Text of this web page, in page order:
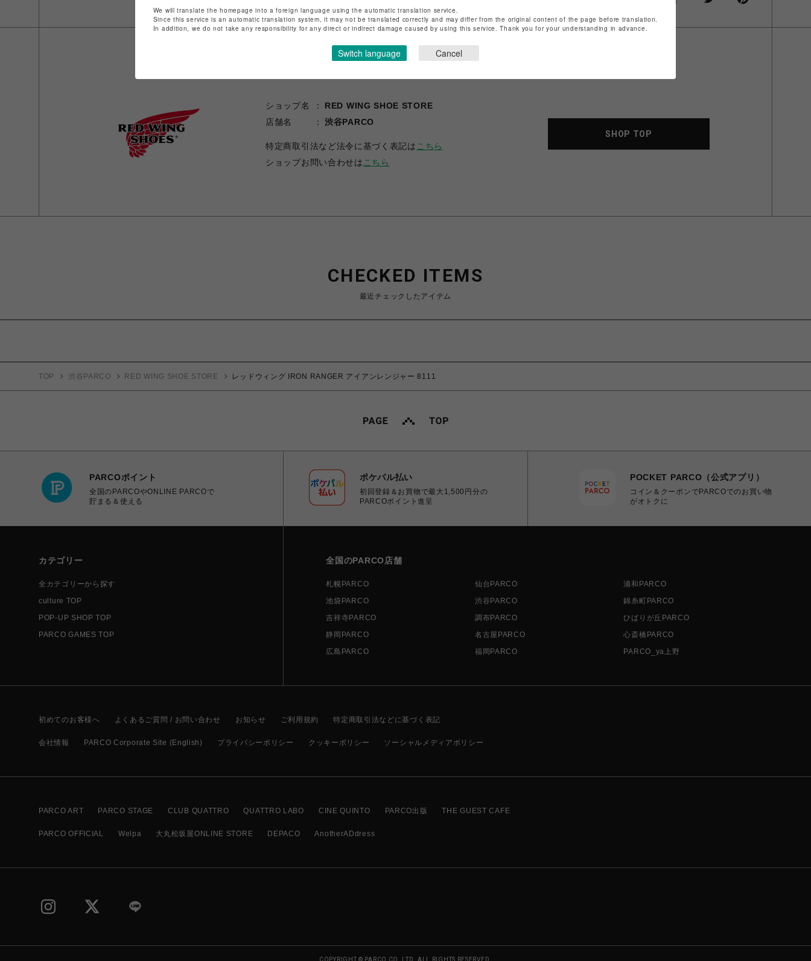
ショップ名
RED WING SHOE STORE
店舗名
渋谷PARCO
特定商取引法など法令に基づく表記は こちら
ショップお問い合わせは こちら
SHOP TOP
CHECKED ITEMS
最近チェックしたアイテム
TOP 渋谷PARCO RED WING SHOE STORE レッドウィング IRON RANGER アイアンレンジャー 8111
PARCOポイント
全国のPARCOやONLINE PARCOで
貯まる＆使える
ポケパル払い
初回登録＆お買物で最大1,500円分の
PARCOポイント進呈
POCKET PARCO（公式アプリ）
コイン＆クーポンでPARCOでのお買い物
がオトクに
カテゴリー
全カテゴリーから探す
culture TOP
POP-UP SHOP TOP
PARCO GAMES TOP
全国のPARCO店舗
札幌PARCO 仙台PARCO
浦和PARCO
池袋PARCO
渋谷PARCO
錦糸町PARCO
吉祥寺PARCO
調布PARCO
ひばりが丘PARCO
静岡PARCO
名古屋PARCO
心斎橋PARCO
広島PARCO
福岡PARCO PARCO_ya上野
初めてのお客様へ よくあるご質問 / お問い合わせ お知らせ ご利用規約 特定商取引法などに基づく表記
会社情報 PARCO Corporate Site (English) プライバシーポリシー クッキーポリシー ソーシャルメディアポリシー
PARCO ART PARCO STAGE CLUB QUATTRO QUATTRO LABO CINE QUINTO PARCO出版 THE GUEST CAFE
PARCO OFFICIAL Welpa 大丸松坂屋ONLINE STORE DEPACO AnotherADdress
COPYRIGHT © PARCO CO.,LTD. ALL RIGHTS RESERVED.
We will translate the homepage into a foreign language using the automatic translation service.
Since this service is an automatic translation system, it may not be translated correctly and may differ from the original content of the page before translation.
In addition, we do not take any responsibility for any direct or indirect damage caused by using this service. Thank you for your understanding in advance.
Switch language Cancel